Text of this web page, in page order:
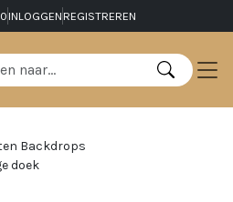
0 INLOGGEN REGISTREREN
Backdrops
doek